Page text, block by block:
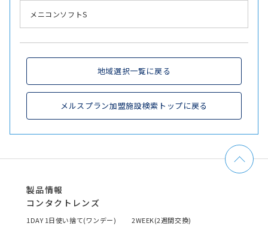
メニコンソフトS
地域選択一覧に戻る
メルスプラン加盟施設検索トップに戻る
製品情報
コンタクトレンズ
1DAY 1日使い捨て(ワンデー)
2WEEK(2週間交換)